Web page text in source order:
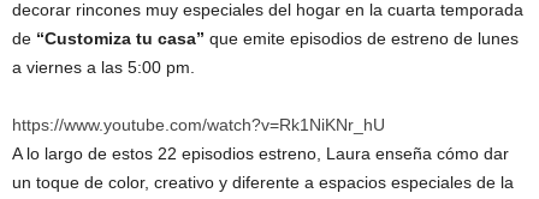
decorar rincones muy especiales del hogar en la cuarta temporada
de “Customiza tu casa” que emite episodios de estreno de lunes
a viernes a las 5:00 pm.
https://www.youtube.com/watch?v=Rk1NiKNr_hU
A lo largo de estos 22 episodios estreno, Laura enseña cómo dar
un toque de color, creativo y diferente a espacios especiales de la